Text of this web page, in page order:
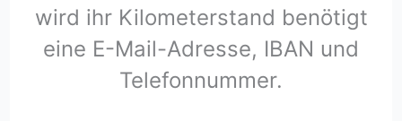
wird ihr Kilometerstand benötigt
eine E-Mail-Adresse, IBAN und
Telefonnummer.